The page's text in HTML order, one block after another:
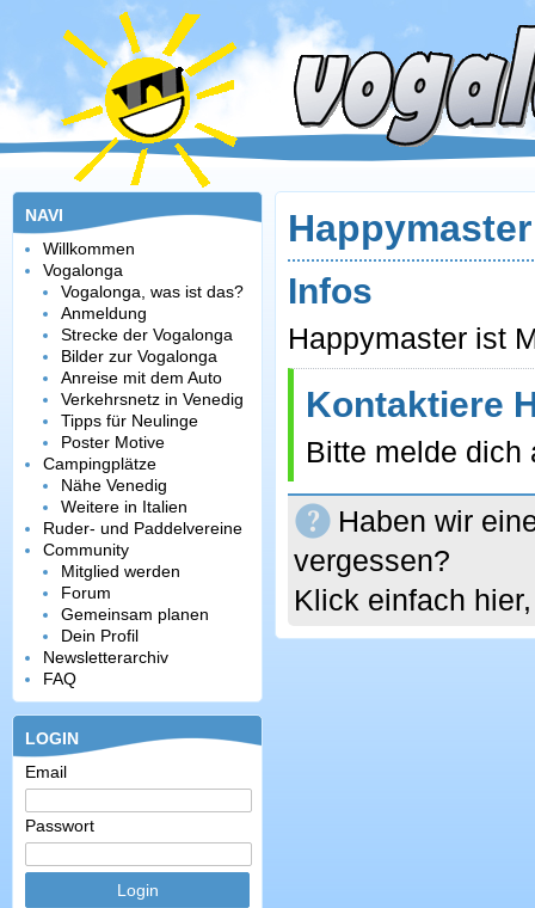
NAVI
Willkommen
Vogalonga
Vogalonga, was ist das?
Anmeldung
Strecke der Vogalonga
Bilder zur Vogalonga
Anreise mit dem Auto
Verkehrsnetz in Venedig
Tipps für Neulinge
Poster Motive
Campingplätze
Nähe Venedig
Weitere in Italien
Ruder- und Paddelvereine
Community
Mitglied werden
Forum
Gemeinsam planen
Dein Profil
Newsletterarchiv
FAQ
LOGIN
Email
Passwort
Happymaster
Infos
Happymaster ist
Kontaktiere
Bitte melde dich
Haben wir
vergessen?
Klick einfach